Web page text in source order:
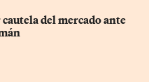
del mercado ante